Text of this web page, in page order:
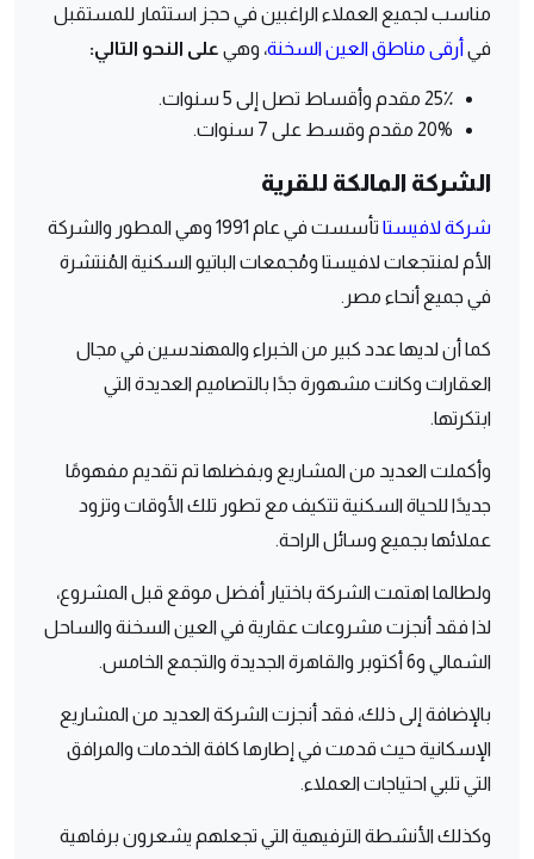
مناسب لجميع العملاء الراغبين في حجز استثمار للمستقبل
في أرقى مناطق العين السخنة، وهي على النحو التالي:
25٪ مقدم وأقساط تصل إلى 5 سنوات.
20% مقدم وقسط على 7 سنوات.
الشركة المالكة للقرية
شركة لافيستا
تأسست في عام 1991 وهي المطور والشركة
الأم لمنتجعات لافيستا ومُجمعات الباتيو السكنية المُنتشرة
في جميع أنحاء مصر.
كما أن لديها عدد كبير من الخبراء والمهندسين في مجال
العقارات وكانت مشهورة جدًا بالتصاميم العديدة التي
ابتكرتها.
وأكملت العديد من المشاريع وبفضلها تم تقديم مفهومًا
جديدًا للحياة السكنية تتكيف مع تطور تلك الأوقات وتزود
عملائها بجميع وسائل الراحة.
ولطالما اهتمت الشركة باختيار أفضل موقع قبل المشروع،
لذا فقد أنجزت مشروعات عقارية في العين السخنة والساحل
الشمالي و6 أكتوبر والقاهرة الجديدة والتجمع الخامس.
بالإضافة إلى ذلك، فقد أنجزت الشركة العديد من المشاريع
الإسكانية حيث قدمت في إطارها كافة الخدمات والمرافق
التي تلبي احتياجات العملاء.
وكذلك الأنشطة الترفيهية التي تجعلهم يشعرون برفاهية